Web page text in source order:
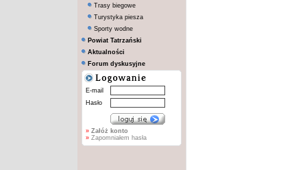
Trasy biegowe
Turystyka piesza
Sporty wodne
Powiat Tatrzański
Aktualności
Forum dyskusyjne
E-mail
Hasło
» Załóż konto
» Zapomniałem hasła